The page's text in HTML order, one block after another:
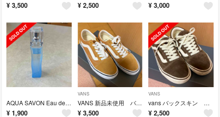
¥ 3,500 ¥ 2,500 ¥ 3,000
AQUA SAVON Eau de Toilette
¥ 1,900
VANS
VANS 新品未使用 バックスキン×キャンバス 23cm
¥ 3,500
VANS
vans バックスキン ダークブラウン 24.5cm
¥ 2,500